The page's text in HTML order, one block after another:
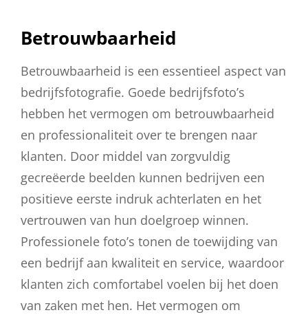
Betrouwbaarheid
Betrouwbaarheid is een essentieel aspect van
bedrijfsfotografie. Goede bedrijfsfoto’s
hebben het vermogen om betrouwbaarheid
en professionaliteit over te brengen naar
klanten. Door middel van zorgvuldig
gecreëerde beelden kunnen bedrijven een
positieve eerste indruk achterlaten en het
vertrouwen van hun doelgroep winnen.
Professionele foto’s tonen de toewijding van
een bedrijf aan kwaliteit en service, waardoor
klanten zich comfortabel voelen bij het doen
van zaken met hen. Het vermogen om